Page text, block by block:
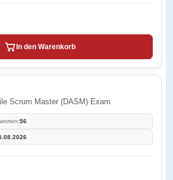
In den Warenkorb
Scrum Master (DASM) Exam
56